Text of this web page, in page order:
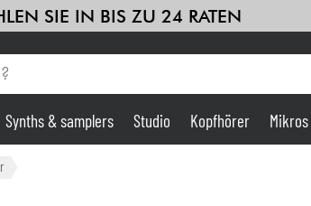
SIE IN BIS ZU 24 RATEN
Synths & samplers Studio Kopfhörer Mikros